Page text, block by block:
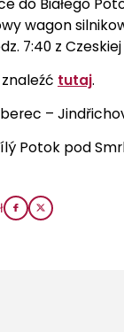
do Białego
wagon
7:40 z Czeskiej
tutaj.
–
Potok pod